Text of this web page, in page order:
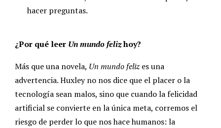
hacer preguntas.
¿Por qué leer Un mundo felizhoy?
Más que una novela, Un mundo feliz es una
advertencia. Huxley no nos dice que el placer o la
tecnología sean malos, sino que cuando la felicidad
artificial se convierte en la única meta, corremos el
riesgo de perder lo que nos hace humanos: la